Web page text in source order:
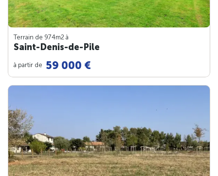
Terrain de 974m2 à
Saint-Denis-de-Pile
à partir de 59 000 €